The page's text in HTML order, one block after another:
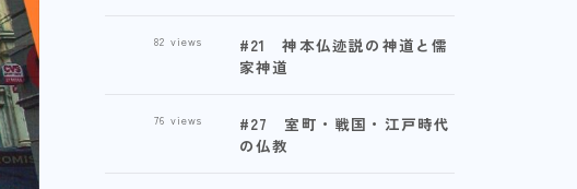
#21 神本仏迹説の神道と儒
家神道
82 views
#27 室町・戦国・江戸時代
の仏教
76 views